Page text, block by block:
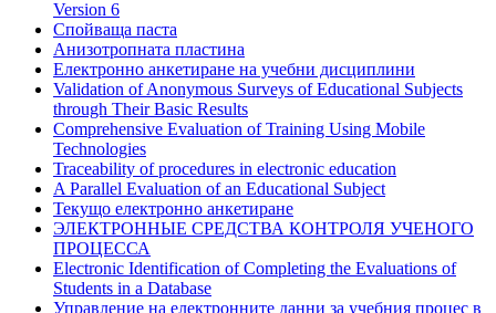
Version 6
Спойваща паста
Анизотропната пластина
Електронно анкетиране на учебни дисциплини
Validation of Anonymous Surveys of Educational Subjects
through Their Basic Results
Comprehensive Evaluation of Training Using Mobile
Technologies
Traceability of procedures in electronic education
A Parallel Evaluation of an Educational Subject
Текущо електронно анкетиране
ЭЛЕКТРОННЫЕ СРЕДСТВА КОНТРОЛЯ УЧЕНОГО
ПРОЦЕССА
Electronic Identification of Completing the Evaluations of
Students in a Database
Управление на електронните данни за учебния процес в